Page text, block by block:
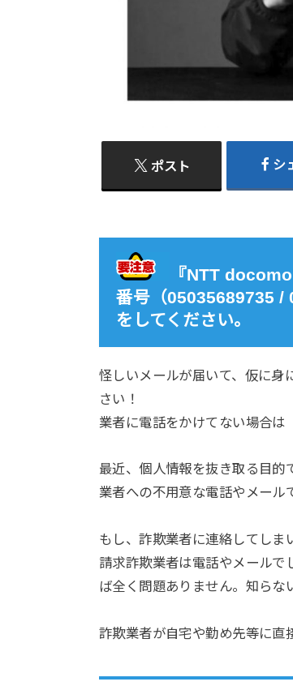
ポスト シ
『NTT
番号（05035689735 /
をしてください。
怪しいメールが届いて、仮に身
さい！
業者に電話をかけてない場合は
最近、個人情報を抜き取る目的
業者への不用意な電話やメール
もし、詐欺業者に連絡してしま
請求詐欺業者は電話やメールで
ば全く問題ありません。知らな
詐欺業者が自宅や勤め先等に直